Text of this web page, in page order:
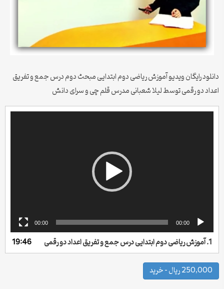
دانلود رایگان ویدیو آموزش ریاضی دوم ابتدایی مبحث دوم درس جمع و تفریق
اعداد دو رقمی توسط لیلا شعبانی مدرس قلم چی و سرای دانش
00:00
00:00
1. آموزش ریاضی دوم ابتدایی درس جمع و تفریق اعداد دو رقمی 19:46
250,000 ریال – خرید